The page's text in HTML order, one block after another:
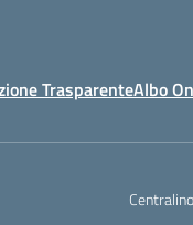
TrasparenteAlbo